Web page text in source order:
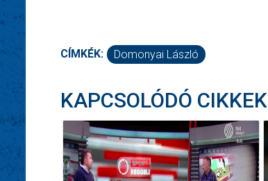
CÍMKÉK: Domonyai László
KAPCSOLÓDÓ CIKKEK